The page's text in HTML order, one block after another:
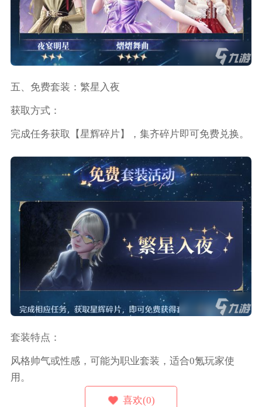
五、免费套装：繁星入夜
获取方式：
完成任务获取【星辉碎片】，集齐碎片即可免费兑换。
套装特点：
风格帅气或性感，可能为职业套装，适合0氪玩家使
用。
喜欢(0)